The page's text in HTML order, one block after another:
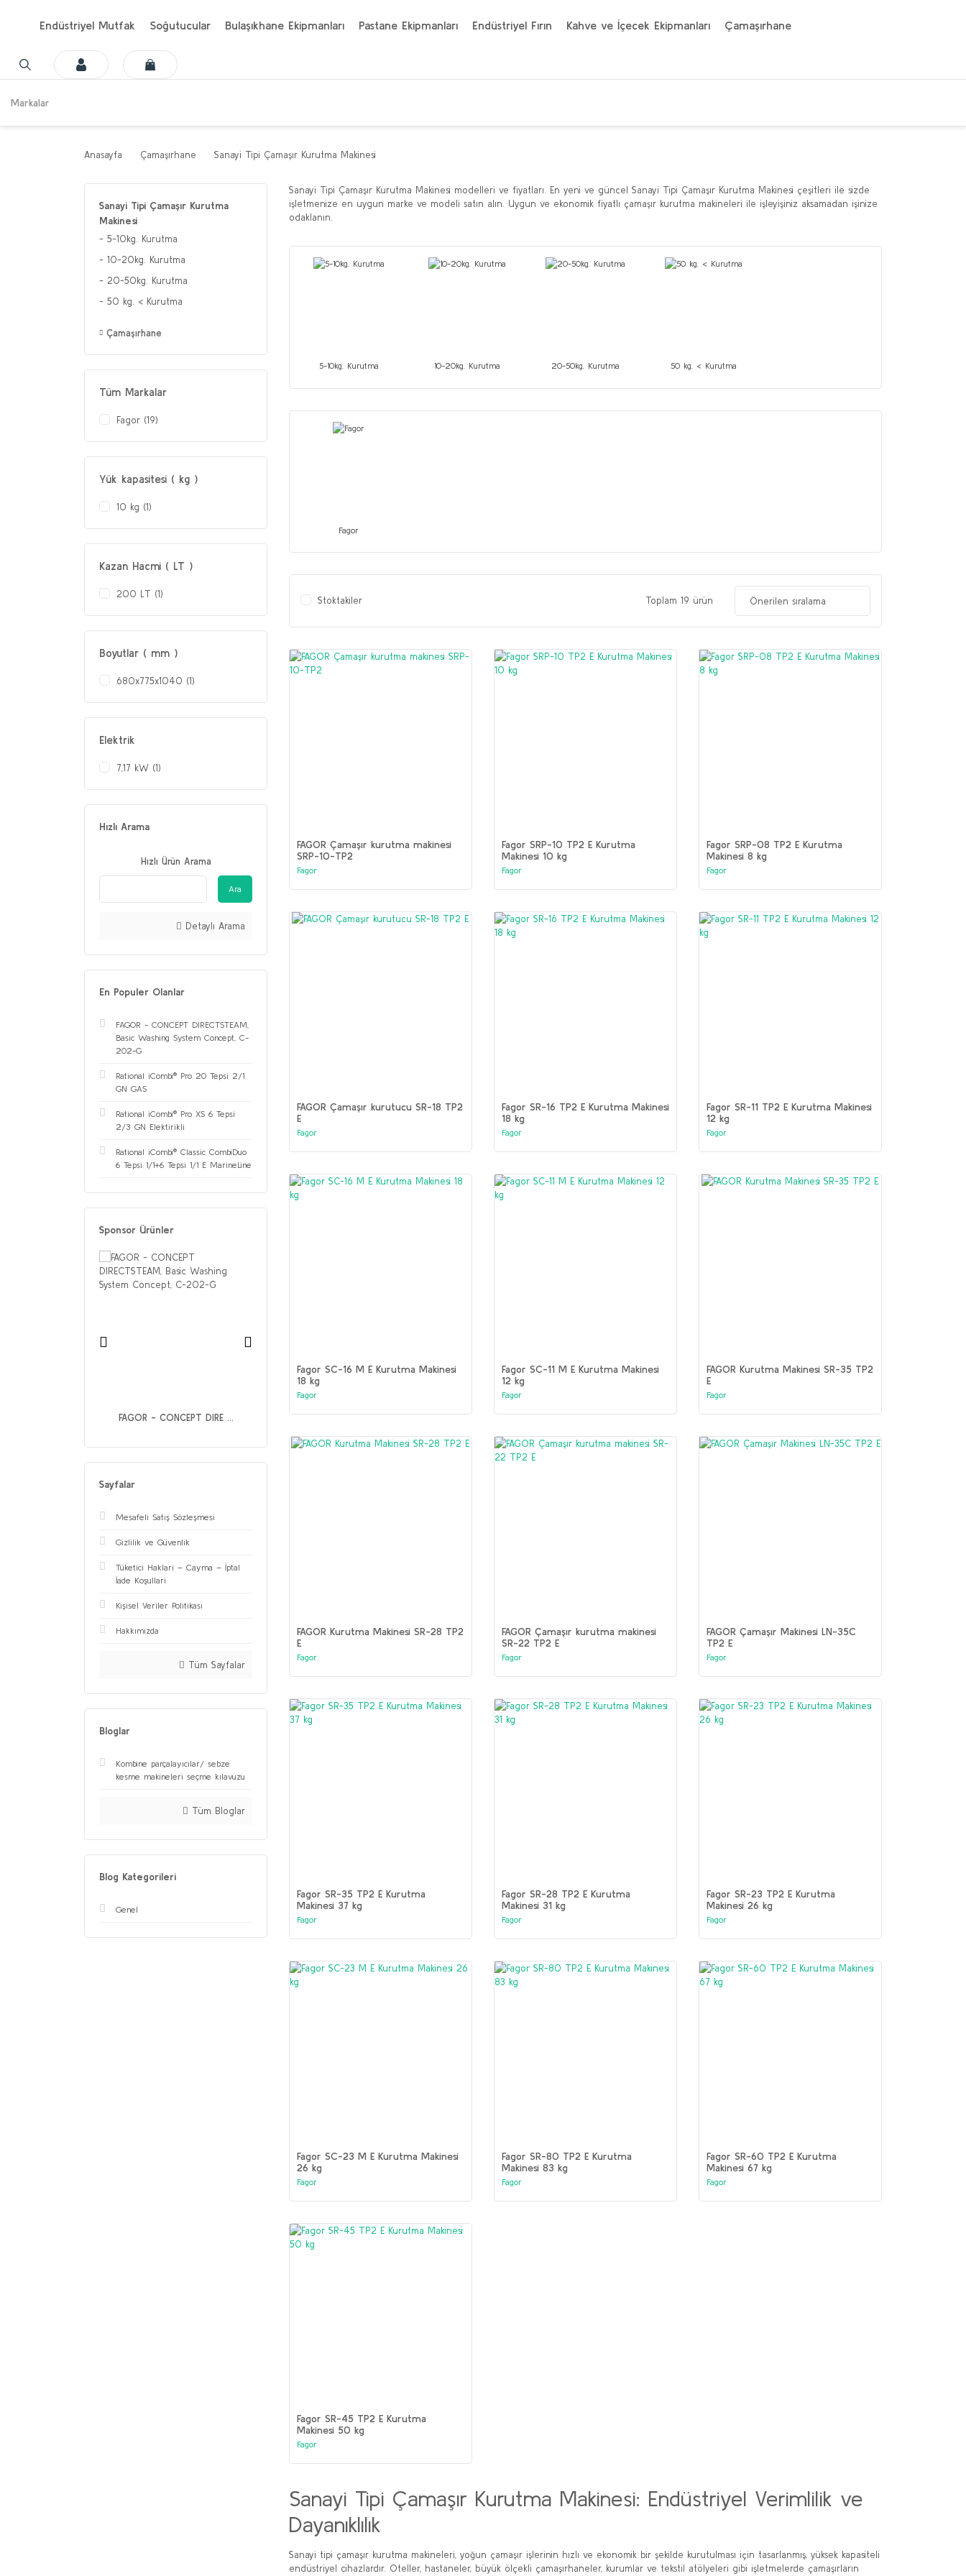
Endüstriyel Mutfak Soğutucular Bulaşıkhane Ekipmanları Pastane Ekipmanları Endüstriyel Fırın Kahve ve İçecek Ekipmanları Çamaşırhane
Markalar
Anasayfa Çamaşırhane Sanayi Tipi Çamaşır Kurutma Makinesi
Sanayi Tipi Çamaşır Kurutma
Makinesi
5-10kg. Kurutma
10-20kg. Kurutma
20-50kg. Kurutma
50 kg. < Kurutma
Çamaşırhane
Tüm Markalar
Fagor (19)
Yük kapasitesi ( kg )
10 kg (1)
Kazan Hacmi ( LT )
200 LT (1)
Boyutlar ( mm )
680x775x1040 (1)
Elektrik
7,17 kW (1)
Hızlı Arama
Hızlı Ürün Arama
Ara
Detaylı Arama
En Populer Olanlar
FAGOR - CONCEPT DIRECTSTEAM,
Basic Washing System Concept, C-
202-G
Rational iCombi® Pro 20 Tepsi 2/1
GN GAS
Rational iCombi® Pro XS 6 Tepsi
2/3 GN Elektirikli
Rational iCombi® Classic CombiDuo
6 Tepsi 1/1+6 Tepsi 1/1 E MarineLine
Sponsor Ürünler
FAGOR - CONCEPT DIRE ...
Sayfalar
Mesafeli Satış Sözleşmesi
Gizlilik ve Güvenlik
Tüketici Haklari – Cayma – İptal
İade Koşullari
Kişisel Veriler Politikası
Hakkımızda
Tüm Sayfalar
Bloglar
Kombine parçalayıcılar/ sebze
kesme makineleri seçme kılavuzu
Tüm Bloglar
Blog Kategorileri
Genel
Sanayi Tipi Çamaşır Kurutma Makinesi modelleri ve fiyatları. En yeni ve güncel Sanayi Tipi Çamaşır Kurutma Makinesi çeşitleri ile sizde
işletmenize en uygun marke ve modeli satın alın. Uygun ve ekonomik fiyatlı çamaşır kurutma makineleri ile işleyişiniz aksamadan işinize
odaklanın.
5-10kg. Kurutma 10-20kg. Kurutma 20-50kg. Kurutma 50 kg. < Kurutma
Fagor
Stoktakiler Toplam 19 ürün
FAGOR Çamaşır kurutma makinesi
SRP-10-TP2
Fagor
Fagor SRP-10 TP2 E Kurutma
Makinesi 10 kg
Fagor
Fagor SRP-08 TP2 E Kurutma
Makinesi 8 kg
Fagor
FAGOR Çamaşır kurutucu SR-18 TP2
E
Fagor
Fagor SR-16 TP2 E Kurutma Makinesi
18 kg
Fagor
Fagor SR-11 TP2 E Kurutma Makinesi
12 kg
Fagor
Fagor SC-16 M E Kurutma Makinesi
18 kg
Fagor
Fagor SC-11 M E Kurutma Makinesi
12 kg
Fagor
FAGOR Kurutma Makinesi SR-35 TP2
E
Fagor
FAGOR Kurutma Makinesi SR-28 TP2
E
Fagor
FAGOR Çamaşır kurutma makinesi
SR-22 TP2 E
Fagor
FAGOR Çamaşır Makinesi LN-35C
TP2 E
Fagor
Fagor SR-35 TP2 E Kurutma
Makinesi 37 kg
Fagor
Fagor SR-28 TP2 E Kurutma
Makinesi 31 kg
Fagor
Fagor SR-23 TP2 E Kurutma
Makinesi 26 kg
Fagor
Fagor SC-23 M E Kurutma Makinesi
26 kg
Fagor
Fagor SR-80 TP2 E Kurutma
Makinesi 83 kg
Fagor
Fagor SR-60 TP2 E Kurutma
Makinesi 67 kg
Fagor
Fagor SR-45 TP2 E Kurutma
Makinesi 50 kg
Fagor
Sanayi Tipi Çamaşır Kurutma Makinesi: Endüstriyel Verimlilik ve
Dayanıklılık
Sanayi tipi çamaşır kurutma makineleri, yoğun çamaşır işlerinin hızlı ve ekonomik bir şekilde kurutulması için tasarlanmış, yüksek kapasiteli
endüstriyel cihazlardır. Oteller, hastaneler, büyük ölçekli çamaşırhaneler, kurumlar ve tekstil atölyeleri gibi işletmelerde çamaşırların